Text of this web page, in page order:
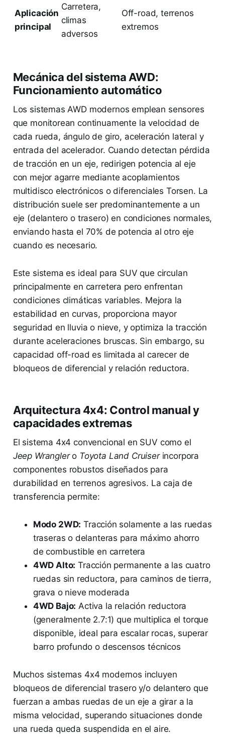
Aplicación
principal
Carretera,
climas
adversos
Off-road, terrenos
extremos
Mecánica del sistema AWD:
Funcionamiento automático
Los sistemas AWD modernos emplean sensores
que monitorean continuamente la velocidad de
cada rueda, ángulo de giro, aceleración lateral y
entrada del acelerador. Cuando detectan pérdida
de tracción en un eje, redirigen potencia al eje
con mejor agarre mediante acoplamientos
multidisco electrónicos o diferenciales Torsen. La
distribución suele ser predominantemente a un
eje (delantero o trasero) en condiciones normales,
enviando hasta el 70% de potencia al otro eje
cuando es necesario.
Este sistema es ideal para SUV que circulan
principalmente en carretera pero enfrentan
condiciones climáticas variables. Mejora la
estabilidad en curvas, proporciona mayor
seguridad en lluvia o nieve, y optimiza la tracción
durante aceleraciones bruscas. Sin embargo, su
capacidad off-road es limitada al carecer de
bloqueos de diferencial y relación reductora.
Arquitectura 4x4: Control manual y
capacidades extremas
El sistema 4x4 convencional en SUV como el
Jeep Wranglero Toyota Land Cruiserincorpora
componentes robustos diseñados para
durabilidad en terrenos agresivos. La caja de
transferencia permite:
Modo 2WD: Tracción solamente a las ruedas
traseras o delanteras para máximo ahorro
de combustible en carretera
4WD Alto: Tracción permanente a las cuatro
ruedas sin reductora, para caminos de tierra,
grava o nieve moderada
4WD Bajo: Activa la relación reductora
(generalmente 2.7:1) que multiplica el torque
disponible, ideal para escalar rocas, superar
barro profundo o descensos técnicos
Muchos sistemas 4x4 modernos incluyen
bloqueos de diferencial trasero y/o delantero que
fuerzan a ambas ruedas de un eje a girar a la
misma velocidad, superando situaciones donde
una rueda queda suspendida en el aire.